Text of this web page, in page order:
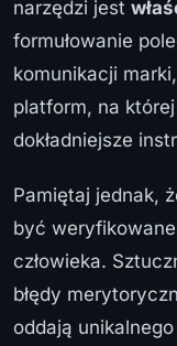
narzędzi jest
formułowanie
komunikacji
platform, na
dokładniejsze
Pamiętaj jednak,
być
człowieka.
błędy
oddają